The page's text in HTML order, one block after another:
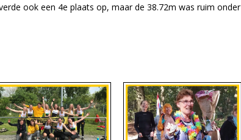
ook een 4e plaats op, maar de 38.72m was ruim onder